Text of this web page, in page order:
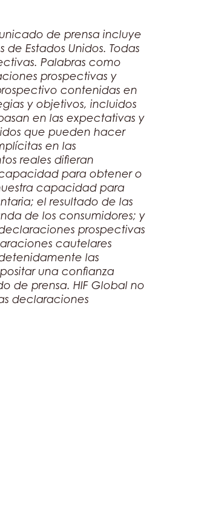
de prensa incluye
Estados Unidos. Todas
Palabras como
prospectivas y
contenidas en
y objetivos, incluidos
en las expectativas y
que pueden hacer
en las
reales difieran
para obtener o
capacidad para
el resultado de las
de los consumidores; y
prospectivas
cautelares
las
una confianza
de prensa. HIF Global no
declaraciones